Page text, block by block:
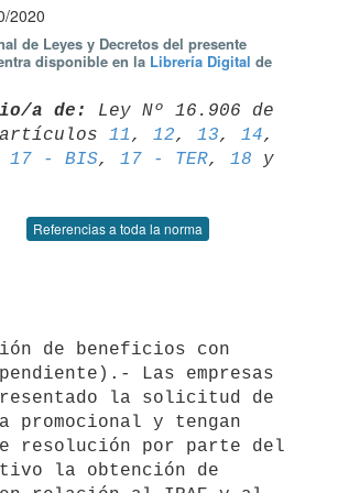
2020
de Leyes y Decretos del presente
disponible en la Librería Digital de
a de:
Ley Nº 16.906 de
artículos 11 , 12, 13, 14
17 - BIS, 17 - TER, 18
Referencias a toda la norma
Las empresas
la solicitud de
promocional y tengan
resolución por parte del
la obtención de